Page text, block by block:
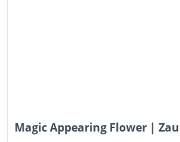
Magic Appearing Flower |